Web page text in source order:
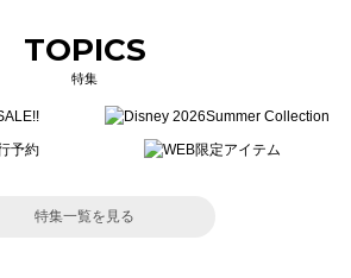
TOPICS
特集
特集一覧を見る